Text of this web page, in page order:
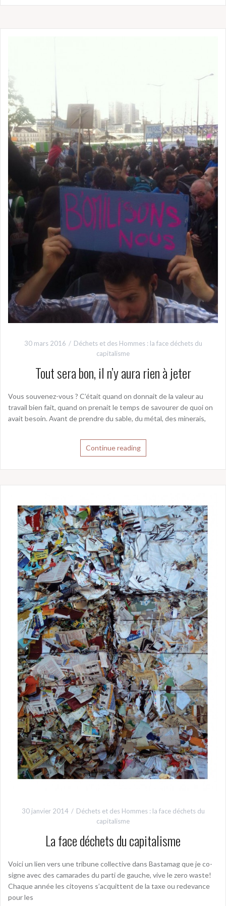
30 mars 2016
Déchets et des Hommes : la face déchets du
capitalisme
Tout sera bon, il n’y aura rien à jeter
Vous souvenez-vous ? C’était quand on donnait de la valeur au
travail bien fait, quand on prenait le temps de savourer de quoi on
avait besoin. Avant de prendre du sable, du métal, des minerais,
Continue reading
30 janvier 2014
Déchets et des Hommes : la face déchets du
capitalisme
La face déchets du capitalisme
Voici un lien vers une tribune collective dans Bastamag que je co-
signe avec des camarades du parti de gauche, vive le zero waste!
Chaque année les citoyens s’acquittent de la taxe ou redevance
pour les